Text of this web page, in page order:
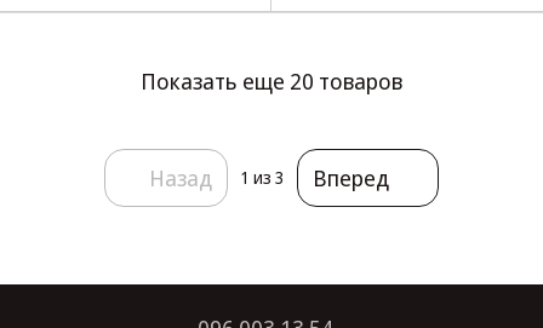
Показать еще 20 товаров
Назад 1 из 3 Вперед